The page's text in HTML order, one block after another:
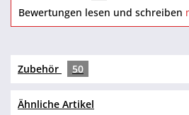
Bewertungen lesen und schreiben
Zubehör 50
Ähnliche Artikel